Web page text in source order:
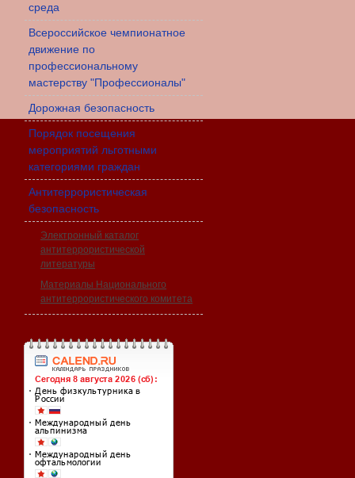
среда
Всероссийское чемпионатное
движение по
профессиональному
мастерству "Профессионалы"
Дорожная безопасность
Порядок посещения
мероприятий льготными
категориями граждан
Антитеррористическая
безопасность
Электронный каталог
антитеррористической
литературы
Материалы Национального
антитеррористического комитета